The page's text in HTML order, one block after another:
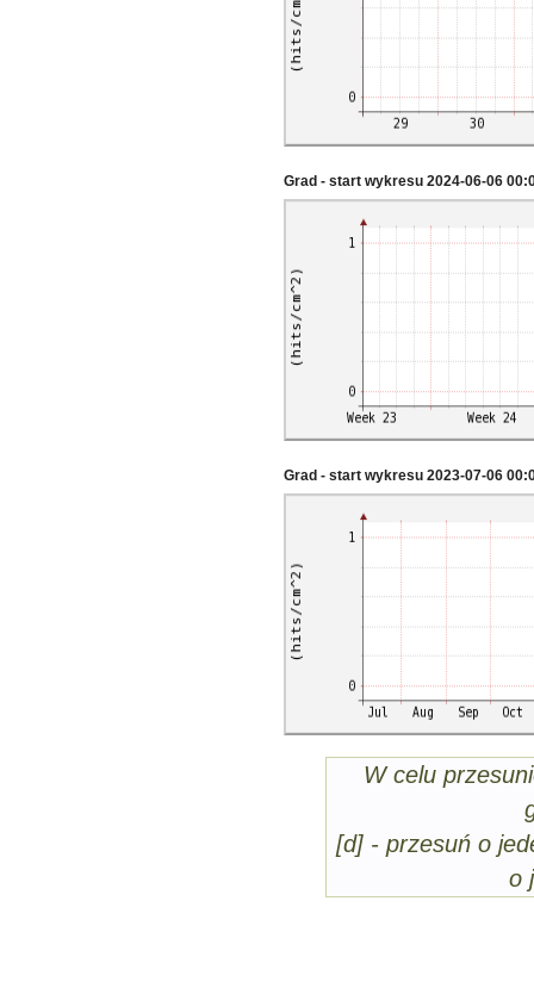
Grad - start wykresu 2024-06-06
Grad - start wykresu 2023-07-06
W celu
[d] - przesuń o
o